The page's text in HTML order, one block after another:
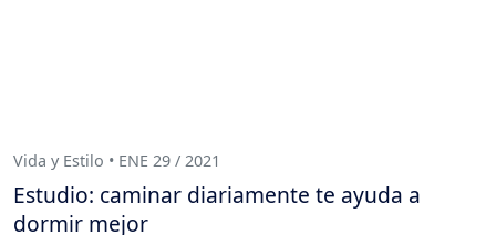
Vida y Estilo • ENE 29 / 2021
Estudio: caminar diariamente te ayuda a
dormir mejor